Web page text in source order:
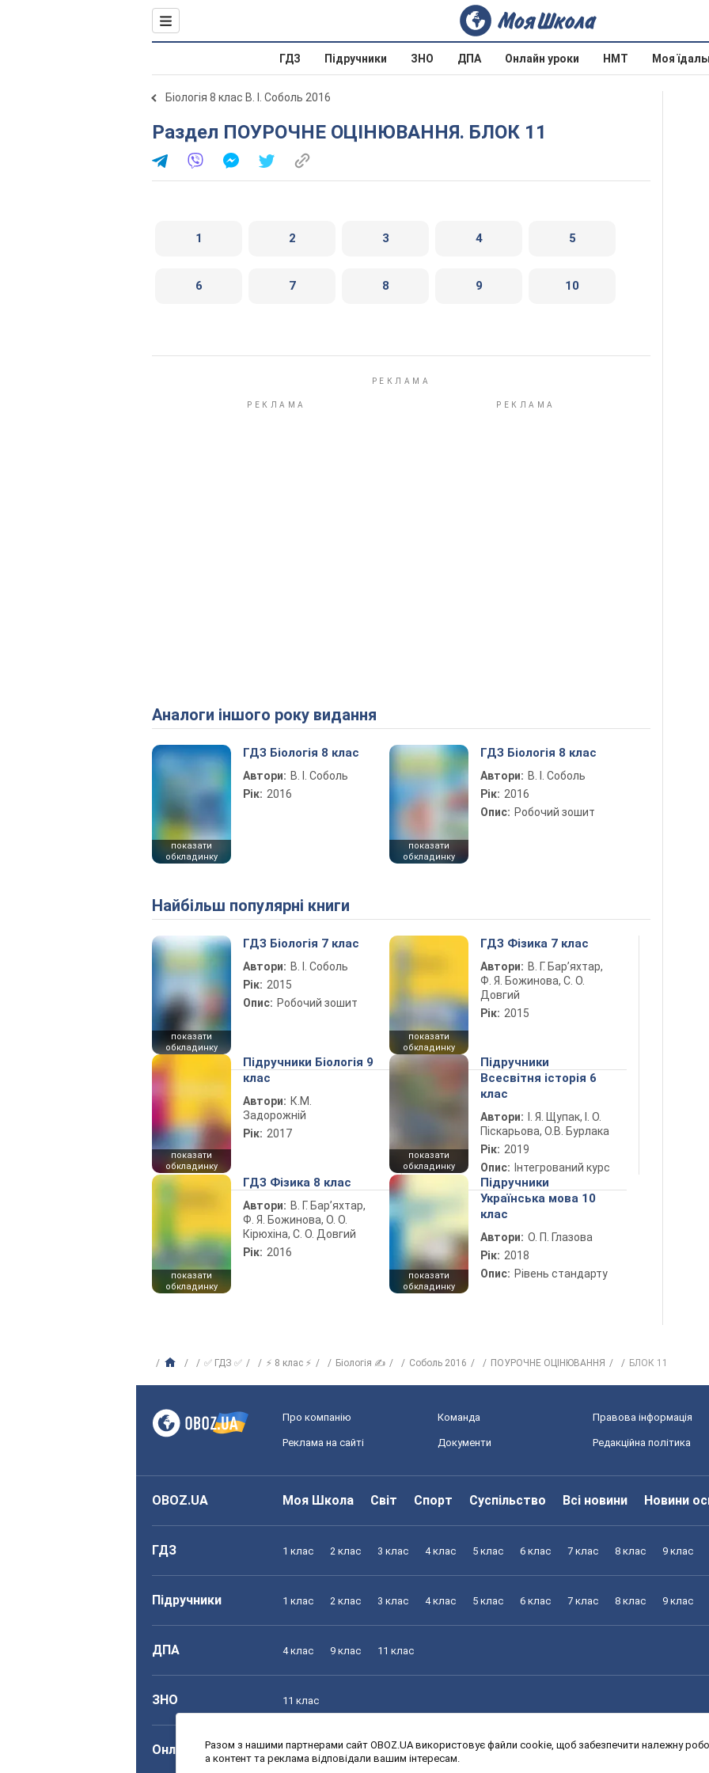
ГДЗ Підручники ЗНО ДПА Онлайн уроки НМТ Моя
Біологія 8 клас В. І. Соболь 2016
Раздел ПОУРОЧНЕ ОЦІНЮВАННЯ. БЛОК 11
1 2 3 4 5
6 7 8 9 10
Аналоги іншого року видання
показати
обкладинку
ГДЗ Біологія 8 клас
Автори: В. І. Соболь
Рік: 2016
показати
обкладинку
ГДЗ Біологія 8 клас
Автори: В. І. Соболь
Рік: 2016
Опис: Робочий зошит
Найбільш популярні книги
показати
обкладинку
ГДЗ Біологія 7 клас
Автори: В. І. Соболь
Рік: 2015
Опис: Робочий зошит
показати
обкладинку
ГДЗ Фізика 7 клас
Автори: В. Г. Бар’яхтар,
Ф. Я. Божинова, С. О.
Довгий
Рік: 2015
показати
обкладинку
Підручники Біологія 9
клас
Автори: К.М.
Задорожній
Рік: 2017
показати
обкладинку
Підручники
Всесвітня історія 6
клас
Автори:
І. Я. Щупак, І. О.
Піскарьова, О.В. Бурлака
Рік: 2019
Опис: Інтегрований курс
показати
обкладинку
ГДЗ Фізика 8 клас
Автори: В. Г. Бар’яхтар,
Ф. Я. Божинова, О. О.
Кірюхіна, С. О. Довгий
Рік: 2016
показати
обкладинку
Підручники
Українська мова 10
клас
Автори: О. П. Глазова
Рік: 2018
Опис: Рівень стандарту
✅ ГДЗ ✅ ⚡ 8 клас ⚡ Біологія ✍ Соболь 2016 ПОУРОЧНЕ ОЦІНЮВАННЯ БЛОК 11
Про компанію Команда Правова інформація
Реклама на сайті Документи Редакційна політика
OBOZ.UA Моя Школа Світ Спорт Суспільство Всі новини Новини
ГДЗ 1 клас 2 клас 3 клас 4 клас 5 клас 6 клас 7 клас 8 клас 9 клас
Підручники 1 клас 2 клас 3 клас 4 клас 5 клас 6 клас 7 клас 8 клас 9 клас
ДПА 4 клас 9 клас 11 клас
ЗНО 11 клас
Онлайн уроки 1 клас 2 клас 3 клас 4 клас 5 клас 6 клас 7 клас 8 клас 9 клас
Разом з нашими партнерами сайт OBOZ.UA використовує файли cookie, щоб забезпечити належну
а контент та реклама відповідали вашим інтересам.